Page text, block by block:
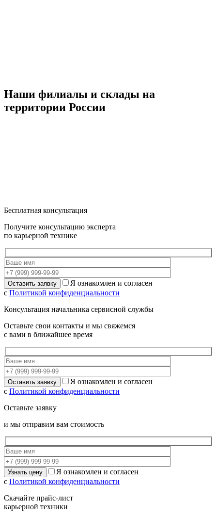
Наши филиалы и склады на
территории России
Бесплатная консультация
Получите консультацию эксперта
по карьерной технике
Я ознакомлен и согласен
с Политикой конфиденциальности
Консультация начальника сервисной службы
Оставьте свои контакты и мы свяжемся
с вами в ближайшее время
Я ознакомлен и согласен
с Политикой конфиденциальности
Оставьте заявку
и мы отправим вам стоимость
Я ознакомлен и согласен
с Политикой конфиденциальности
Скачайте прайс-лист
карьерной техники